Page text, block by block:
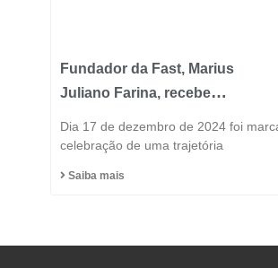
Fundador da Fast, Marius
Juliano Farina, recebe
Honorário do Município
Dia 17 de dezembro de 2024 foi
celebração de uma trajetória
Saiba mais